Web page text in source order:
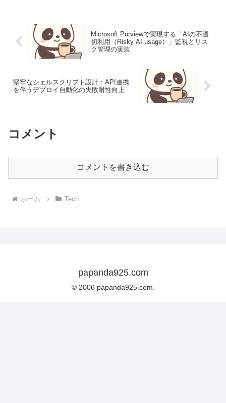
Microsoft Purviewで実現する「AIの不適
切利用（Risky AI usage）」監視とリス
ク管理の実装
堅牢なシェルスクリプト設計：API連携
を伴うデプロイ自動化の失敗耐性向上
コメント
コメントを書き込む
ホーム Tech
papanda925.com
© 2006 papanda925.com.